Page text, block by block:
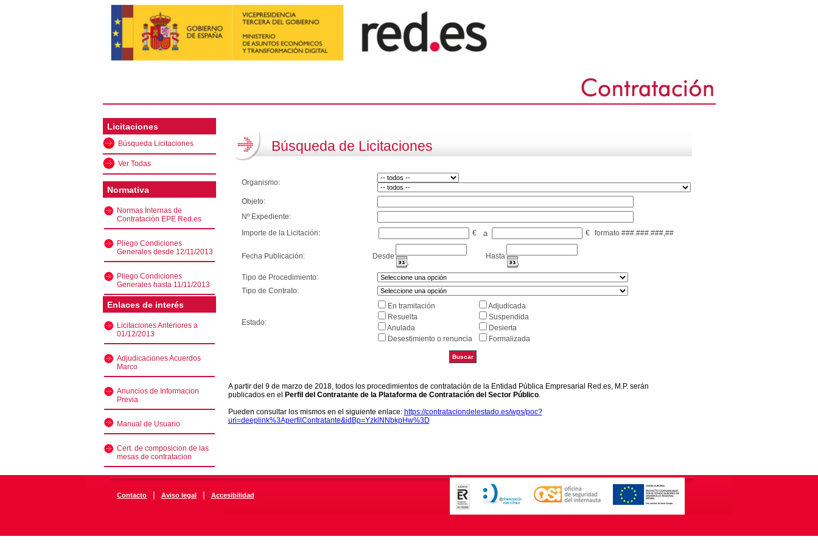
Licitaciones
Búsqueda Licitaciones
Ver Todas
Normativa
Normas Internas de
Contratación EPE Red.es
Pliego Condiciones
Generales desde 12/11/2013
Pliego Condiciones
Generales hasta 11/11/2013
Enlaces de interés
Licitaciones Anteriores a
01/12/2013
Adjudicaciones Acuerdos
Marco
Anuncios de Informacion
Previa
Manual de Usuario
Cert. de composicion de las
mesas de contratacion
Búsqueda de Licitaciones
Organismo:
Objeto:
Nº Expediente:
Importe de la Licitación:
€ a € formato ###.###.###,##
Fecha Publicación: Desde Hasta
Tipo de Procedimiento:
Tipo de Contrato:
Estado:
En tramitación
Adjudicada
Resuelta
Suspendida
Anulada
Desierta
Desestimiento o renuncia
Formalizada
A partir del 9 de marzo de 2018, todos los procedimientos de contratación de la Entidad Pública Empresarial Red.es, M.P. serán
publicados en el
Perfil del Contratante de la Plataforma de Contratación del Sector Público.
Pueden consultar los mismos en el siguiente enlace: https://contrataciondelestado.es/wps/poc?
uri=deeplink%3AperfilContratante&idBp=YzklNNbkpHw%3D
Contacto | Aviso legal | Accesibilidad